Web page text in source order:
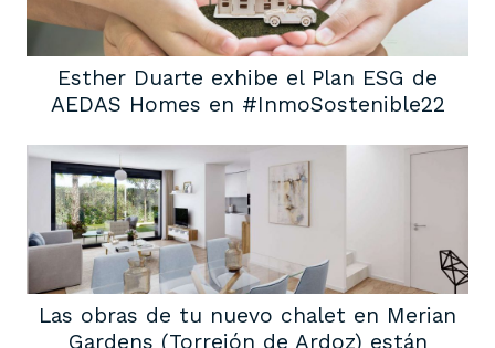
Esther Duarte exhibe el Plan ESG de
AEDAS Homes en #InmoSostenible22
Las obras de tu nuevo chalet en Merian
Gardens (Torrejón de Ardoz) están